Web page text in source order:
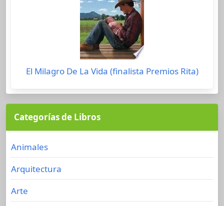
El Milagro De La Vida (finalista Premios Rita)
Categorías de Libros
Animales
Arquitectura
Arte